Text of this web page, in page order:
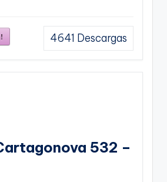
4641 Descargas
532 –